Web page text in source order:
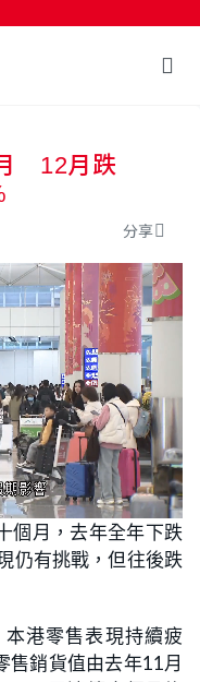
12月跌
分享
個月，去年全年下跌
仍有挑戰，但往後跌
港零售表現持續疲
售銷貨值由去年11月